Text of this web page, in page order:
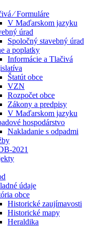
⁄ Formuláre
V Maďarskom jazyku
úrad
Spoločný stavebný úrad
a poplatky
Informácie a Tlačivá
Štatút obce
VZN
Rozpočet obce
Zákony a predpisy
V Maďarskom jazyku
hospodárstvo
Nakladanie s odpadmi
2021
údaje
obce
Historické zaujímavosti
Historické mapy
Heraldika